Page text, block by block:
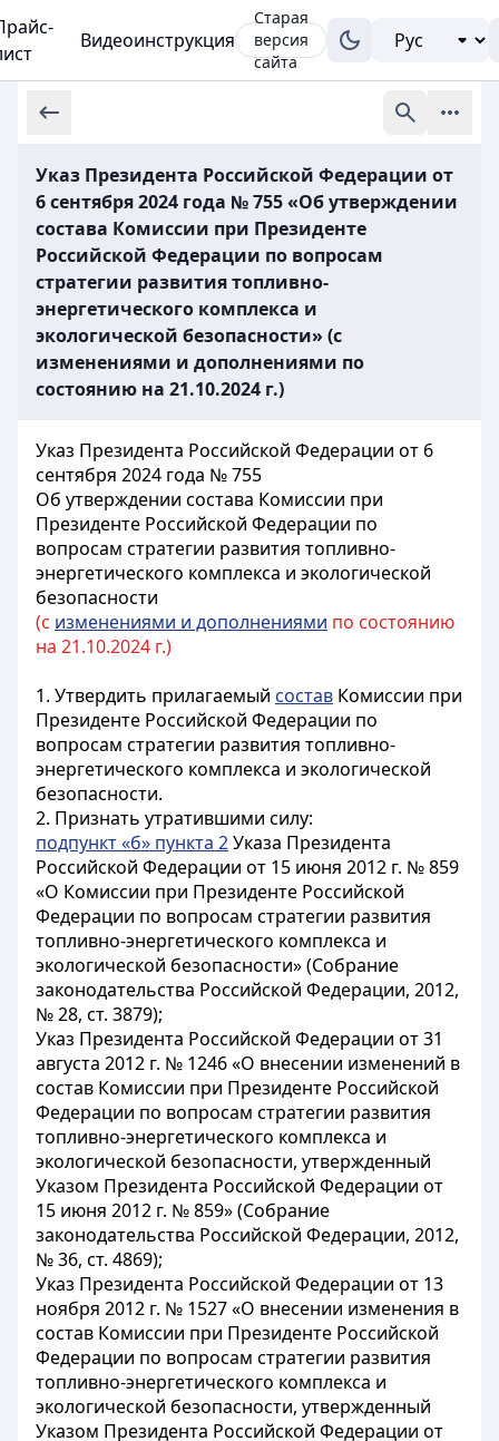
Видеоинструкция
Старая
версия
сайта
Указ Президента Российской Федерации от
6 сентября 2024 года № 755 «Об утверждении
состава Комиссии при Президенте
Российской Федерации по вопросам
стратегии развития топливно-
энергетического комплекса и
экологической безопасности» (с
изменениями и дополнениями по
состоянию на 21.10.2024 г.)
Указ Президента Российской Федерации от 6
сентября 2024 года № 755
Об утверждении состава Комиссии при
Президенте Российской Федерации по
вопросам стратегии развития топливно-
энергетического комплекса и экологической
безопасности
(с изменениями и дополнениями по состоянию
на 21.10.2024 г.)
1. Утвердить прилагаемый состав Комиссии при
Президенте Российской Федерации по
вопросам стратегии развития топливно-
энергетического комплекса и экологической
безопасности.
2. Признать утратившими силу:
подпункт «б» пункта 2Указа Президента
Российской Федерации от 15 июня 2012 г. № 859
«О Комиссии при Президенте Российской
Федерации по вопросам стратегии развития
топливно-энергетического комплекса и
экологической безопасности» (Собрание
законодательства Российской Федерации, 2012,
№ 28, ст. 3879);
Указ Президента Российской Федерации от 31
августа 2012 г. № 1246 «О внесении изменений в
состав Комиссии при Президенте Российской
Федерации по вопросам стратегии развития
топливно-энергетического комплекса и
экологической безопасности, утвержденный
Указом Президента Российской Федерации от
15 июня 2012 г. № 859» (Собрание
законодательства Российской Федерации, 2012,
№ 36, ст. 4869);
Указ Президента Российской Федерации от 13
ноября 2012 г. № 1527 «О внесении изменения в
состав Комиссии при Президенте Российской
Федерации по вопросам стратегии развития
топливно-энергетического комплекса и
экологической безопасности, утвержденный
Указом Президента Российской Федерации от